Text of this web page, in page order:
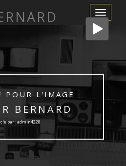
Afficher/
la
navigation
POUR L'IMAGE
BERNARD
par : admin4220